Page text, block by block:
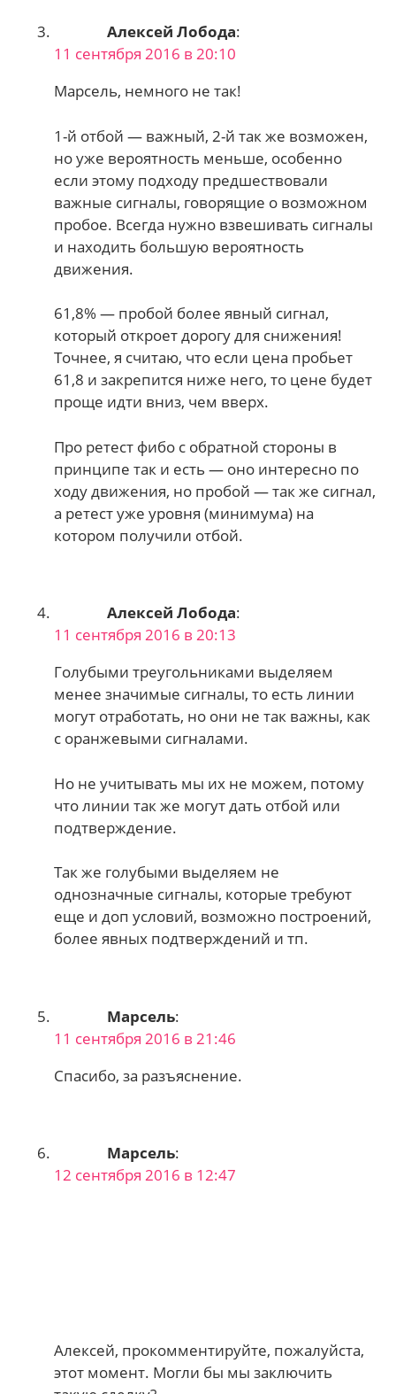
Алексей Лобода:
11 сентября 2016 в 20:10
Марсель, немного не так!
1-й отбой — важный, 2-й так же возможен,
но уже вероятность меньше, особенно
если этому подходу предшествовали
важные сигналы, говорящие о возможном
пробое. Всегда нужно взвешивать сигналы
и находить большую вероятность
движения.
61,8% — пробой более явный сигнал,
который откроет дорогу для снижения!
Точнее, я считаю, что если цена пробьет
61,8 и закрепится ниже него, то цене будет
проще идти вниз, чем вверх.
Про ретест фибо с обратной стороны в
принципе так и есть — оно интересно по
ходу движения, но пробой — так же сигнал,
а ретест уже уровня (минимума) на
котором получили отбой.
Алексей Лобода:
11 сентября 2016 в 20:13
Голубыми треугольниками выделяем
менее значимые сигналы, то есть линии
могут отработать, но они не так важны, как
с оранжевыми сигналами.
Но не учитывать мы их не можем, потому
что линии так же могут дать отбой или
подтверждение.
Так же голубыми выделяем не
однозначные сигналы, которые требуют
еще и доп условий, возможно построений,
более явных подтверждений и тп.
Марсель:
11 сентября 2016 в 21:46
Спасибо, за разъяснение.
Марсель:
12 сентября 2016 в 12:47
Алексей, прокомментируйте, пожалуйста,
этот момент. Могли бы мы заключить